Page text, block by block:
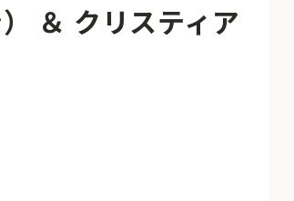
楽屋から 海の向こうの音楽家
ストラコンサート
過去の特集
有料ライブ配信スケジュール
は ま や わ
＆ クリスティア